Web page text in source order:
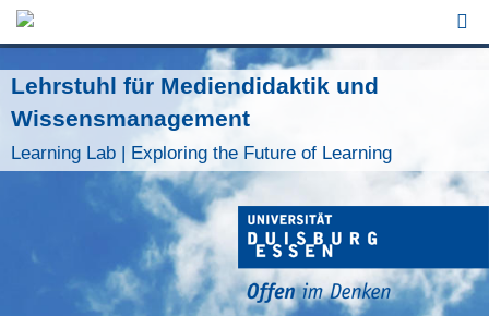
Jump to Navigation
Lehrstuhl für Mediendidaktik und
Wissensmanagement
Learning Lab | Exploring the Future of Learning